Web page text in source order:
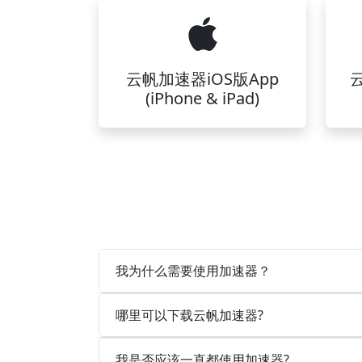
云帆加速器iOS版App
(iPhone & iPad)
我为什么需要使用加速器？
哪里可以下载云帆加速器?